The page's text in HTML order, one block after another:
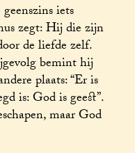
iets
zegt: Hij die zijn
de liefde zelf.
bemint hij
plaats: “Er is
is: God is geest”.
maar God